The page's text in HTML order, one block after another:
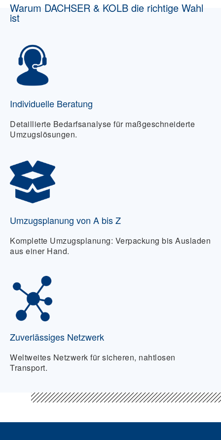
Warum DACHSER & KOLB die richtige Wahl
ist
Individuelle Beratung
Detaillierte Bedarfsanalyse für maßgeschneiderte
Umzugslösungen.
Umzugsplanung von A bis Z
Komplette Umzugsplanung: Verpackung bis Ausladen
aus einer Hand.
Zuverlässiges Netzwerk
Weltweites Netzwerk für sicheren, nahtlosen
Transport.